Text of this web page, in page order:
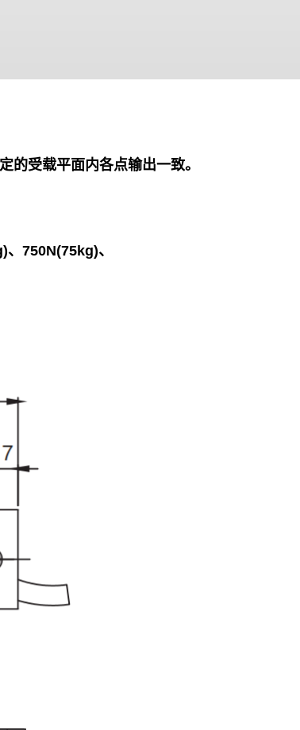
的受载平面内各点输出一致。
750N(75kg)、